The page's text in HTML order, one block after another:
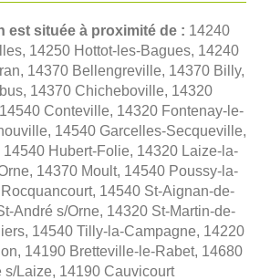
est située à proximité de : 14240
14250 Hottot-les-Bagues, 14240
14370 Bellengreville, 14370 Billy,
14370 Chicheboville, 14320
Conteville, 14320 Fontenay-le-
14540 Garcelles-Secqueville,
Hubert-Folie, 14320 Laize-la-
14370 Moult, 14540 Poussy-la-
14540 St-Aignan-de-
André s/Orne, 14320 St-Martin-de-
14540 Tilly-la-Campagne, 14220
14190 Bretteville-le-Rabet, 14680
s/Laize, 14190 Cauvicourt